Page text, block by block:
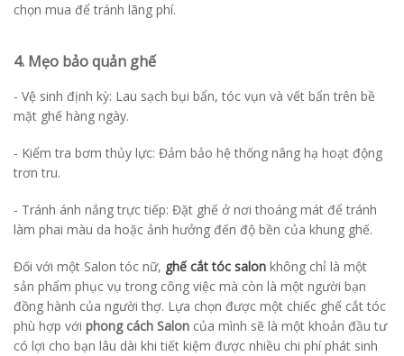
chọn mua để tránh lãng phí.
4. Mẹo bảo quản ghế
- Vệ sinh định kỳ: Lau sạch bụi bẩn, tóc vụn và vết bẩn trên bề
mặt ghế hàng ngày.
- Kiểm tra bơm thủy lực: Đảm bảo hệ thống nâng hạ hoạt động
trơn tru.
- Tránh ánh nắng trực tiếp: Đặt ghế ở nơi thoáng mát để tránh
làm phai màu da hoặc ảnh hưởng đến độ bền của khung ghế.
Đối với một Salon tóc nữ, ghế cắt tóc salon không chỉ là một
sản phẩm phục vụ trong công việc mà còn là một người bạn
đồng hành của người thợ. Lựa chọn được một chiếc ghế cắt tóc
phù hợp với phong cách Salon của mình sẽ là một khoản đầu tư
có lợi cho bạn lâu dài khi tiết kiệm được nhiều chi phí phát sinh